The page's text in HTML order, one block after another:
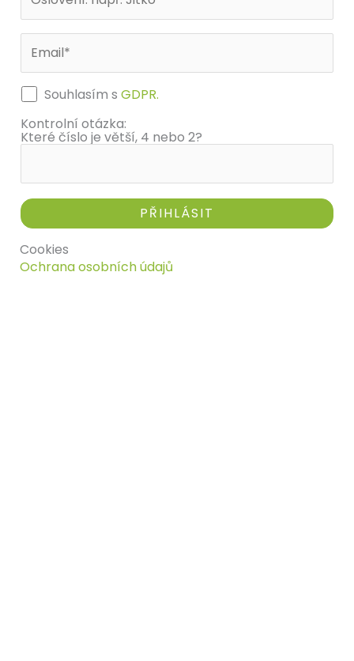
c
e
b
o
o
k
s
t
a
g
r
a
m
Souhlasím sGDPR.
Kontrolní otázka:
Které číslo je větší, 4 nebo 2?
Cookies
Ochrana osobních údajů